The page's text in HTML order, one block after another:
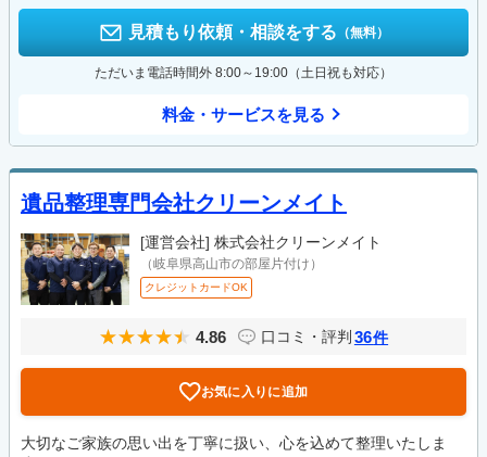
見積もり依頼・相談をする （無料）
ただいま電話時間外 8:00～19:00（土日祝も対応）
料金・サービスを見る
遺品整理専門会社クリーンメイト
[運営会社] 株式会社クリーンメイト
（岐阜県高山市の部屋片付け）
クレジットカードOK
4.86 口コミ・評判 36件
お気に入りに追加
大切なご家族の思い出を丁寧に扱い、心を込めて整理いたしま